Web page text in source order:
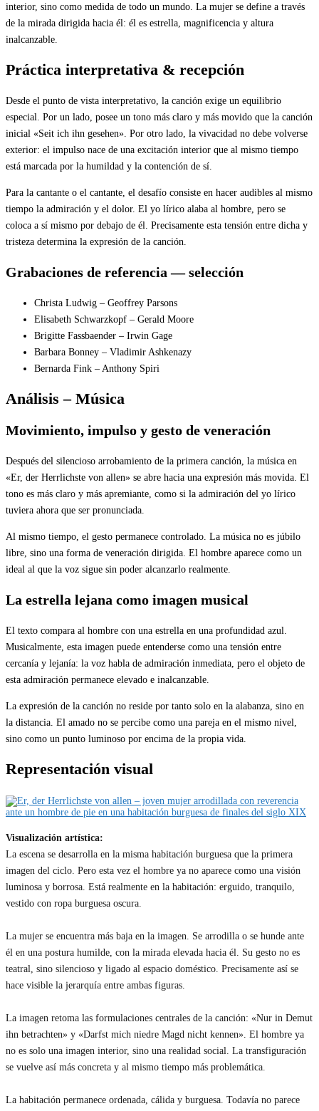
interior, sino como medida de todo un mundo. La mujer se define a través
de la mirada dirigida hacia él: él es estrella, magnificencia y altura
inalcanzable.
Práctica interpretativa & recepción
Desde el punto de vista interpretativo, la canción exige un equilibrio
especial. Por un lado, posee un tono más claro y más movido que la canción
inicial «Seit ich ihn gesehen». Por otro lado, la vivacidad no debe volverse
exterior: el impulso nace de una excitación interior que al mismo tiempo
está marcada por la humildad y la contención de sí.
Para la cantante o el cantante, el desafío consiste en hacer audibles al mismo
tiempo la admiración y el dolor. El yo lírico alaba al hombre, pero se
coloca a sí mismo por debajo de él. Precisamente esta tensión entre dicha y
tristeza determina la expresión de la canción.
Grabaciones de referencia — selección
Christa Ludwig – Geoffrey Parsons
Elisabeth Schwarzkopf – Gerald Moore
Brigitte Fassbaender – Irwin Gage
Barbara Bonney – Vladimir Ashkenazy
Bernarda Fink – Anthony Spiri
Análisis – Música
Movimiento, impulso y gesto de veneración
Después del silencioso arrobamiento de la primera canción, la música en
«Er, der Herrlichste von allen» se abre hacia una expresión más movida. El
tono es más claro y más apremiante, como si la admiración del yo lírico
tuviera ahora que ser pronunciada.
Al mismo tiempo, el gesto permanece controlado. La música no es júbilo
libre, sino una forma de veneración dirigida. El hombre aparece como un
ideal al que la voz sigue sin poder alcanzarlo realmente.
La estrella lejana como imagen musical
El texto compara al hombre con una estrella en una profundidad azul.
Musicalmente, esta imagen puede entenderse como una tensión entre
cercanía y lejanía: la voz habla de admiración inmediata, pero el objeto de
esta admiración permanece elevado e inalcanzable.
La expresión de la canción no reside por tanto solo en la alabanza, sino en
la distancia. El amado no se percibe como una pareja en el mismo nivel,
sino como un punto luminoso por encima de la propia vida.
Representación visual
Visualización artística:
La escena se desarrolla en la misma habitación burguesa que la primera
imagen del ciclo. Pero esta vez el hombre ya no aparece como una visión
luminosa y borrosa. Está realmente en la habitación: erguido, tranquilo,
vestido con ropa burguesa oscura.
La mujer se encuentra más baja en la imagen. Se arrodilla o se hunde ante
él en una postura humilde, con la mirada elevada hacia él. Su gesto no es
teatral, sino silencioso y ligado al espacio doméstico. Precisamente así se
hace visible la jerarquía entre ambas figuras.
La imagen retoma las formulaciones centrales de la canción: «Nur in Demut
ihn betrachten» y «Darfst mich niedre Magd nicht kennen». El hombre ya
no es solo una imagen interior, sino una realidad social. La transfiguración
se vuelve así más concreta y al mismo tiempo más problemática.
La habitación permanece ordenada, cálida y burguesa. Todavía no parece